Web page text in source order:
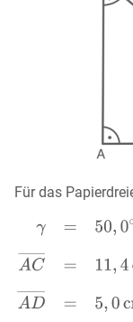
Für das